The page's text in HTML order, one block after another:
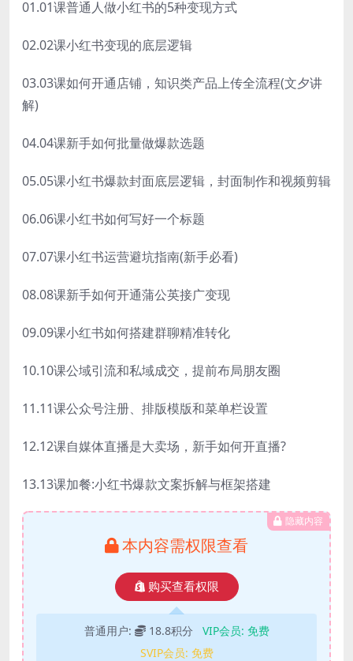
01.01课普通人做小红书的5种变现方式
02.02课小红书变现的底层逻辑
03.03课如何开通店铺，知识类产品上传全流程(文夕讲
解)
04.04课新手如何批量做爆款选题
05.05课小红书爆款封面底层逻辑，封面制作和视频剪辑
06.06课小红书如何写好一个标题
07.07课小红书运营避坑指南(新手必看)
08.08课新手如何开通蒲公英接广变现
09.09课小红书如何搭建群聊精准转化
10.10课公域引流和私域成交，提前布局朋友圈
11.11课公众号注册、排版模版和菜单栏设置
12.12课自媒体直播是大卖场，新手如何开直播?
13.13课加餐:小红书爆款文案拆解与框架搭建
隐藏内容
本内容需权限查看
购买查看权限
普通用户: 18.8积分 VIP会员: 免费
SVIP会员: 免费